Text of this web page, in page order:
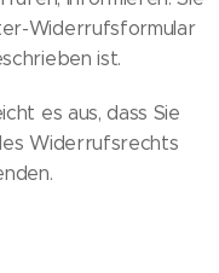
Widerrufsformular
ist.
es aus, dass Sie
Widerrufsrechts